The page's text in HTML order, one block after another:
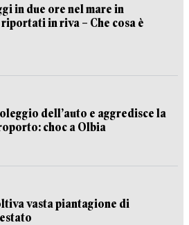
in due ore nel mare in
in riva – Che cosa è
dell’auto e aggredisce la
choc a Olbia
vasta piantagione di